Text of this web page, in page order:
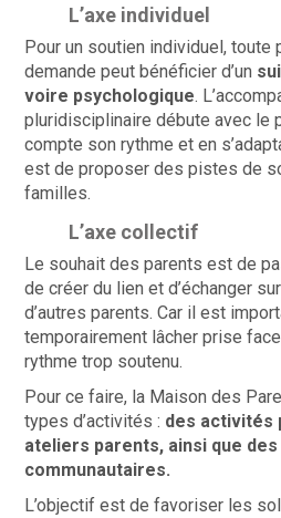
L’axe individuel
Pour un soutien individuel, toute
demande peut bénéficier d’un
voire psychologique.
pluridisciplinaire débute avec le
compte son rythme et en
est de proposer des pistes de
familles.
L’axe collectif
Le souhait des parents est de
de créer du lien et d’échanger
d’autres parents. Car il est
temporairement lâcher prise
rythme trop soutenu.
Pour ce faire, la Maison des
types d’activités : des activités
ateliers parents, ainsi que
communautaires.
L’objectif est de favoriser les